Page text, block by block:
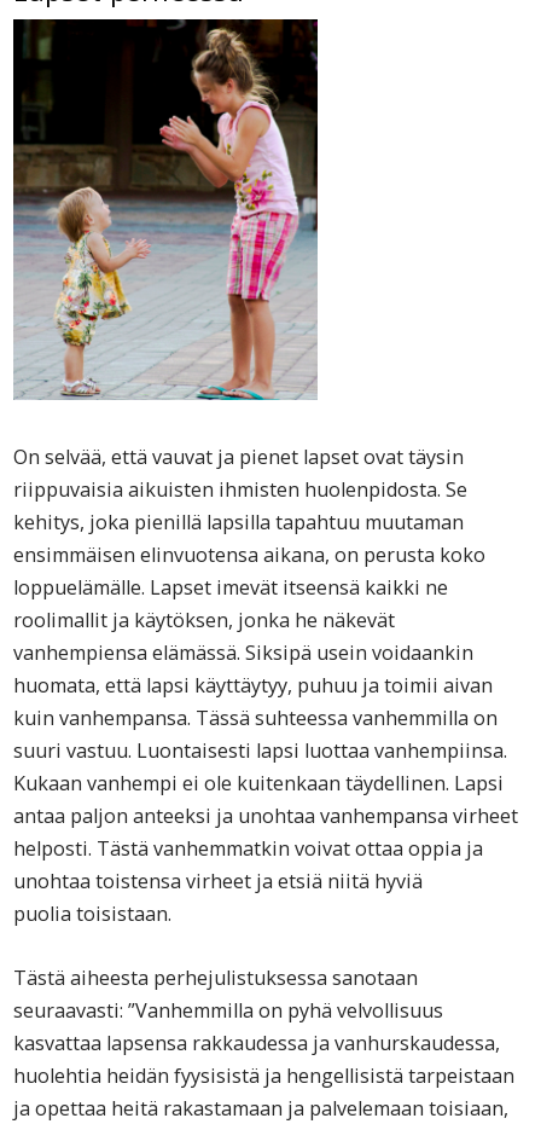
On selvää, että vauvat ja pienet lapset ovat täysin
riippuvaisia aikuisten ihmisten huolenpidosta. Se
kehitys, joka pienillä lapsilla tapahtuu muutaman
ensimmäisen elinvuotensa aikana, on perusta koko
loppuelämälle. Lapset imevät itseensä kaikki ne
roolimallit ja käytöksen, jonka he näkevät
vanhempiensa elämässä. Siksipä usein voidaankin
huomata, että lapsi käyttäytyy, puhuu ja toimii aivan
kuin vanhempansa. Tässä suhteessa vanhemmilla on
suuri vastuu. Luontaisesti lapsi luottaa vanhempiinsa.
Kukaan vanhempi ei ole kuitenkaan täydellinen. Lapsi
antaa paljon anteeksi ja unohtaa vanhempansa virheet
helposti. Tästä vanhemmatkin voivat ottaa oppia ja
unohtaa toistensa virheet ja etsiä niitä hyviä
puoliatoisistaan.
Tästä aiheesta perhejulistuksessa sanotaan
seuraavasti: ”Vanhemmilla on pyhä velvollisuus
kasvattaa lapsensa rakkaudessa ja vanhurskaudessa,
huolehtia heidän fyysisistä ja hengellisistä tarpeistaan
ja opettaa heitä rakastamaan ja palvelemaan toisiaan,